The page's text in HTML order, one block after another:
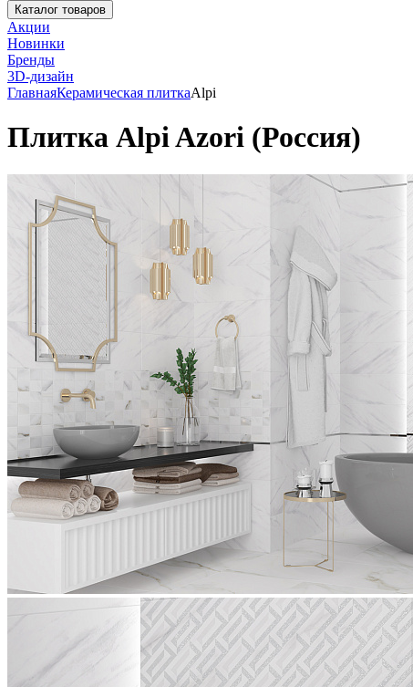
Каталог товаров
Акции
Новинки
Бренды
3D-дизайн
ГлавнаяКерамическая плиткаAlpi
Плитка Alpi Azori (Россия)